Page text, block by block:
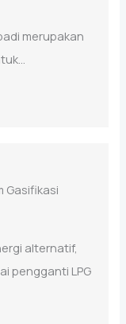
merupakan
Gasifikasi
alternatif,
pengganti LPG